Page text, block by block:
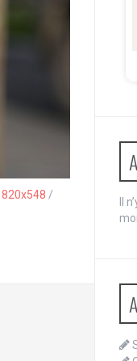
820x548 /
Il